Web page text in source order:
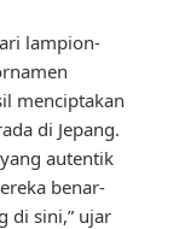
lampion-
menciptakan
di Jepang.
autentik
benar-
di sini,” ujar